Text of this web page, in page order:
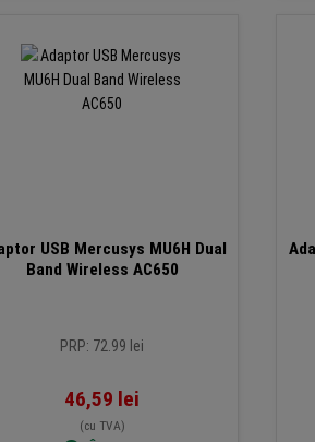
USB Mercusys MU6H Dual
Band Wireless AC650
PRP: 72.99 lei
46,59 lei
(cu TVA)